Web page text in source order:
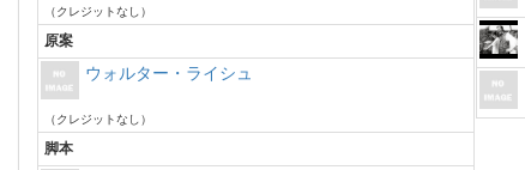
（クレジットなし）
原案
ウォルター・ライシュ
（クレジットなし）
脚本